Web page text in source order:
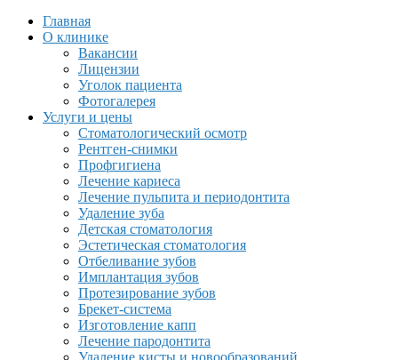
Главная
О клинике
Вакансии
Лицензии
Уголок пациента
Фотогалерея
Услуги и цены
Стоматологический осмотр
Рентген-снимки
Профгигиена
Лечение кариеса
Лечение пульпита и периодонтита
Удаление зуба
Детская стоматология
Эстетическая стоматология
Отбеливание зубов
Имплантация зубов
Протезирование зубов
Брекет-система
Изготовление капп
Лечение пародонтита
Удаление кисты и новообразований